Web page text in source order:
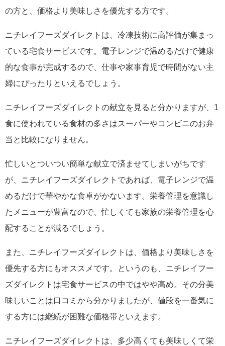
の方と、価格より美味しさを優先する方です。
ニチレイフーズダイレクトは、冷凍技術に高評価が集まっ
ている宅食サービスです。電子レンジで温めるだけで健康
的な食事が完成するので、仕事や家事育児で時間がない主
婦にぴったりといえるでしょう。
ニチレイフーズダイレクトの献立を見ると分かりますが、1
食に使われている食材の多さはスーパーやコンビニのお弁
当と比較になりません。
忙しいとついつい簡単な献立で済ませてしまいがちです
が、ニチレイフーズダイレクトであれば、電子レンジで温
めるだけで華やかな食卓がかないます。栄養管理を意識し
たメニューが豊富なので、忙しくても家族の栄養管理を心
配することが減るでしょう。
また、ニチレイフーズダイレクトは、価格より美味しさを
優先する方にもオススメです。というのも、ニチレイフー
ズダイレクトは宅食サービスの中ではやや高め。その分美
味しいことは口コミから分かりましたが、値段を一番気に
する方には継続が困難な価格帯といえます。
ニチレイフーズダイレクトは、多少高くても美味しくて栄